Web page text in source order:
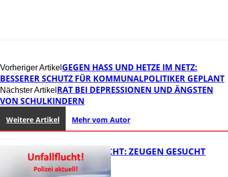
Vorheriger Artikel GEGEN HASS UND HETZE IM NETZ:
BESSERER SCHUTZ FÜR KOMMUNALPOLITIKER GEPLANT
Nächster Artikel RAT BEI DEPRESSIONEN UND ÄNGSTEN
VON SCHULKINDERN
Weitere Artikel Mehr vom Autor
UNFALLFLUCHT: ZEUGEN GESUCHT